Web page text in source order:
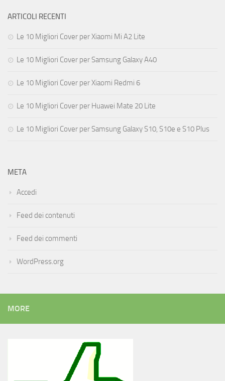
ARTICOLI RECENTI
Le 10 Migliori Cover per Xiaomi Mi A2 Lite
Le 10 Migliori Cover per Samsung Galaxy A40
Le 10 Migliori Cover per Xiaomi Redmi 6
Le 10 Migliori Cover per Huawei Mate 20 Lite
Le 10 Migliori Cover per Samsung Galaxy S10, S10e e S10 Plus
META
Accedi
Feed dei contenuti
Feed dei commenti
WordPress.org
MORE